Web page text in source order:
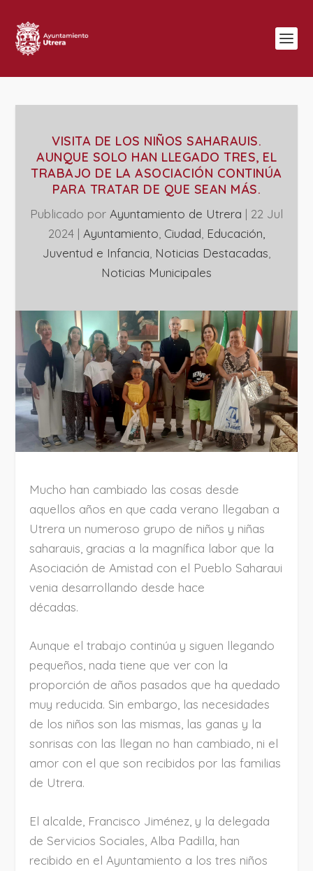
VISITA DE LOS NIÑOS SAHARAUIS.
AUNQUE SOLO HAN LLEGADO TRES, EL
TRABAJO DE LA ASOCIACIÓN CONTINÚA
PARA TRATAR DE QUE SEAN MÁS.
Publicado por Ayuntamiento de Utrera | 22 Jul
2024 | Ayuntamiento Ciudad Educación,
Juventud e Infancia Noticias Destacadas
‎Noticias Municipales
Mucho han cambiado las cosas desde
aquellos años en que cada verano llegaban a
Utrera un numeroso grupo de niños y niñas
saharauis, gracias a la magnífica labor que la
Asociación de Amistad con el Pueblo Saharaui
venia desarrollando desde hace
décadas.
Aunque el trabajo continúa y siguen llegando
pequeños, nada tiene que ver con la
proporción de años pasados que ha quedado
muy reducida. Sin embargo, las necesidades
de los niños son las mismas, las ganas y la
sonrisas con las llegan no han cambiado, ni el
amor con el que son recibidos por las familias
de Utrera.
El alcalde, Francisco Jiménez, y la delegada
de Servicios Sociales, Alba Padilla, han
recibido en el Ayuntamiento a los tres niños